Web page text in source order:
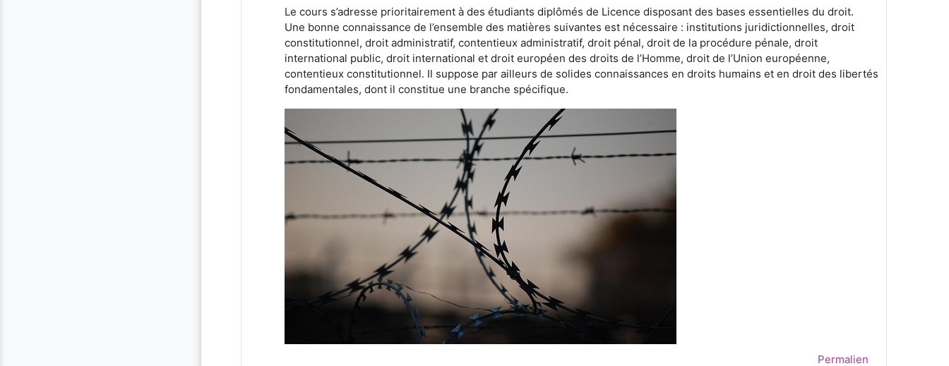
Le cours s’adresse prioritairement à des étudiants diplômés de Licence disposant des bases essentielles du droit.
Une bonne connaissance de l’ensemble des matières suivantes est nécessaire : institutions juridictionnelles, droit
constitutionnel, droit administratif, contentieux administratif, droit pénal, droit de la procédure pénale, droit
international public, droit international et droit européen des droits de l’Homme, droit de l’Union européenne,
contentieux constitutionnel. Il suppose par ailleurs de solides connaissances en droits humains et en droit des libertés
fondamentales, dont il constitue une branche spécifique.
Permalien